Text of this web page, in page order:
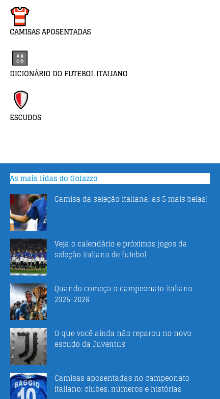
CAMISAS APOSENTADAS
DICIONÁRIO DO FUTEBOL ITALIANO
ESCUDOS
As mais lidas do Golazzo
Camisa da seleção italiana: as 5 mais belas!
Veja o calendário e próximos jogos da
seleção italiana de futebol
Quando começa o campeonato italiano
2025-2026
O que você ainda não reparou no novo
escudo da Juventus
Camisas aposentadas no campeonato
italiano: clubes, números e histórias